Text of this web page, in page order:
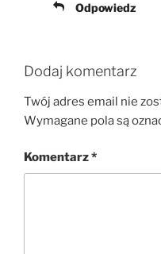
Odpowiedz
Dodaj komentarz
Twój adres email nie
Wymagane pola są
Komentarz*